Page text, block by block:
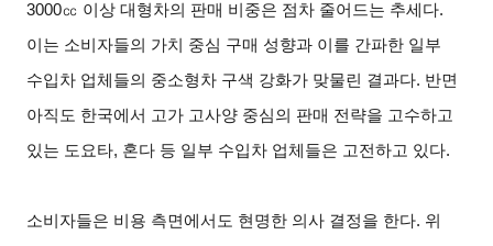
3000㏄ 이상 대형차의 판매 비중은 점차 줄어드는 추세다.
이는 소비자들의 가치 중심 구매 성향과 이를 간파한 일부
수입차 업체들의 중소형차 구색 강화가 맞물린 결과다. 반면
아직도 한국에서 고가 고사양 중심의 판매 전략을 고수하고
있는 도요타, 혼다 등 일부 수입차 업체들은 고전하고 있다.
소비자들은 비용 측면에서도 현명한 의사 결정을 한다. 위